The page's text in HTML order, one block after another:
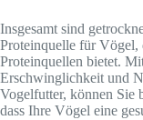
Insgesamt sind
Proteinquelle für Vögel,
Proteinquellen bietet.
Erschwinglichkeit und
Vogelfutter, können Sie
dass Ihre Vögel eine